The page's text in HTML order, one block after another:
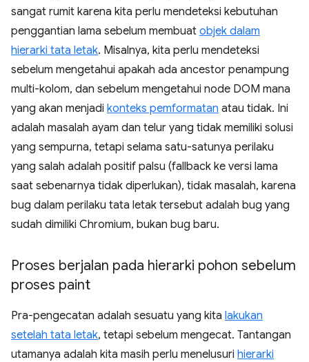
sangat rumit karena kita perlu mendeteksi kebutuhan
penggantian lama sebelum membuat objek dalam
hierarki tata letak. Misalnya, kita perlu mendeteksi
sebelum mengetahui apakah ada ancestor penampung
multi-kolom, dan sebelum mengetahui node DOM mana
yang akan menjadi konteks pemformatan atau tidak. Ini
adalah masalah ayam dan telur yang tidak memiliki solusi
yang sempurna, tetapi selama satu-satunya perilaku
yang salah adalah positif palsu (fallback ke versi lama
saat sebenarnya tidak diperlukan), tidak masalah, karena
bug dalam perilaku tata letak tersebut adalah bug yang
sudah dimiliki Chromium, bukan bug baru.
Proses berjalan pada hierarki pohon sebelum
proses paint
Pra-pengecatan adalah sesuatu yang kita lakukan
setelah tata letak, tetapi sebelum mengecat. Tantangan
utamanya adalah kita masih perlu menelusuri hierarki